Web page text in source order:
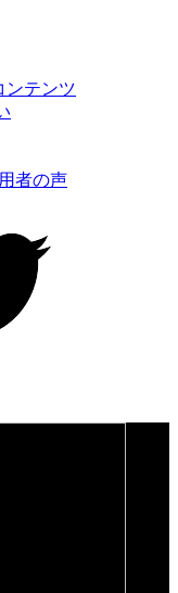
ンテンツ
者の声